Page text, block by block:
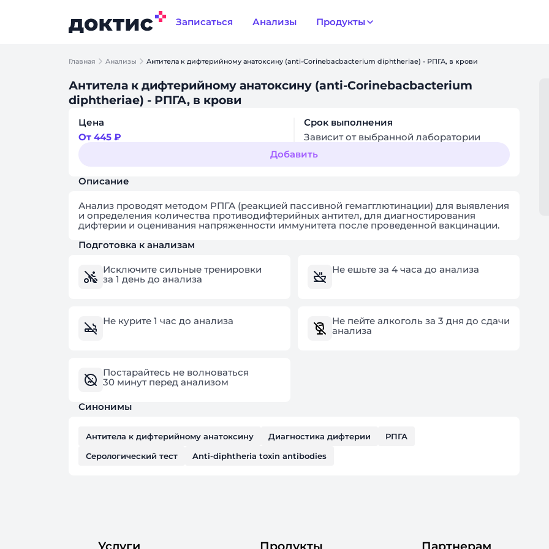
Записаться Анализы Продукты
Главная Анализы Антитела к дифтерийному анатоксину (anti-Corinebacbacterium diphtheriae) - РПГА, в крови
Антитела к дифтерийному анатоксину (anti-Corinebacbacterium
diphtheriae) - РПГА, в крови
Цена
От 445 ₽
Срок выполнения
Зависит от выбранной лаборатории
Добавить
Описание
Анализ проводят методом РПГА (реакцией пассивной гемагглютинации) для выявления
и определения количества противодифтерийных антител, для диагностирования
дифтерии и оценивания напряженности иммунитета после проведенной вакцинации.
Подготовка к анализам
Исключите сильные тренировки
за 1 день до анализа
Не ешьте за 4 часа до анализа
Не курите 1 час до анализа
Не пейте алкоголь за 3 дня до сдачи
анализа
Постарайтесь не волноваться
30 минут перед анализом
Синонимы
Антитела к дифтерийному анатоксину Диагностика дифтерии
РПГА
Серологический тест
Anti-diphtheria toxin antibodies